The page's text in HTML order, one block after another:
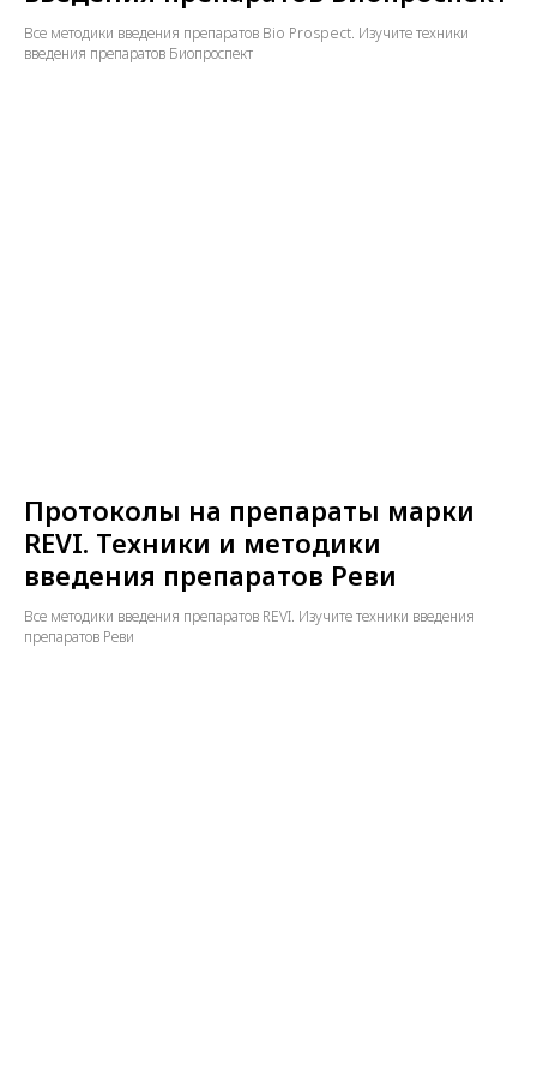
Все методики введения препаратов Bio Prospect. Изучите техники
введения препаратов Биопроспект
Протоколы на препараты марки
REVI. Техники и методики
введения препаратов Реви
Все методики введения препаратов REVI. Изучите техники введения
препаратов Реви